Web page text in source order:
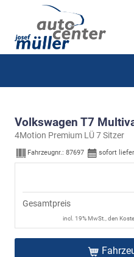
Volkswagen T7
4Motion Premium LÜ 7 Sitzer
Fahrzeugnr.: 87697 sofort
Gesamtpreis
incl. 19% MwSt., den